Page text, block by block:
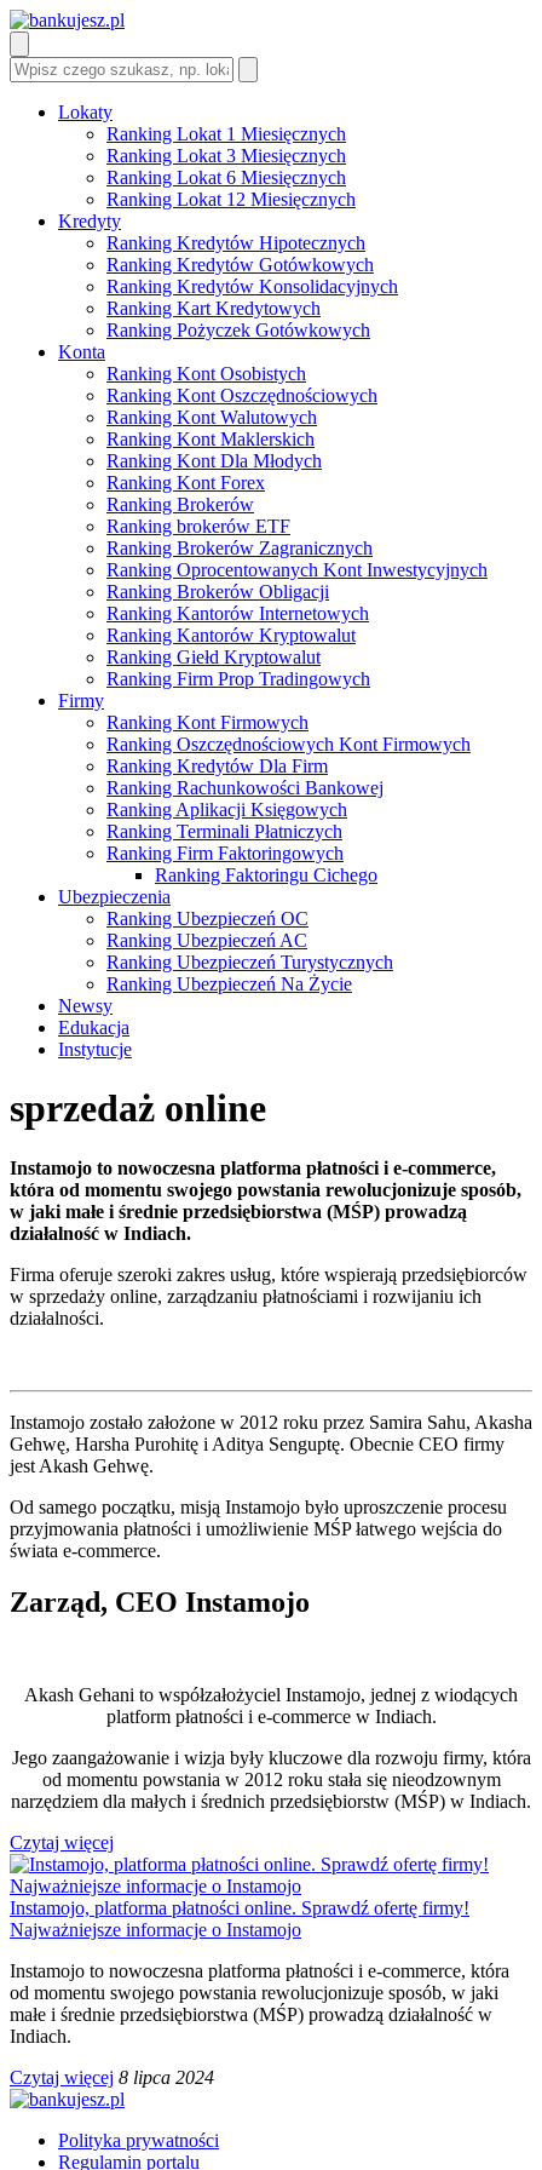
Lokaty
Ranking Lokat 1 Miesięcznych
Ranking Lokat 3 Miesięcznych
Ranking Lokat 6 Miesięcznych
Ranking Lokat 12 Miesięcznych
Kredyty
Ranking Kredytów Hipotecznych
Ranking Kredytów Gotówkowych
Ranking Kredytów Konsolidacyjnych
Ranking Kart Kredytowych
Ranking Pożyczek Gotówkowych
Konta
Ranking Kont Osobistych
Ranking Kont Oszczędnościowych
Ranking Kont Walutowych
Ranking Kont Maklerskich
Ranking Kont Dla Młodych
Ranking Kont Forex
Ranking Brokerów
Ranking brokerów ETF
Ranking Brokerów Zagranicznych
Ranking Oprocentowanych Kont Inwestycyjnych
Ranking Brokerów Obligacji
Ranking Kantorów Internetowych
Ranking Kantorów Kryptowalut
Ranking Giełd Kryptowalut
Ranking Firm Prop Tradingowych
Firmy
Ranking Kont Firmowych
Ranking Oszczędnościowych Kont Firmowych
Ranking Kredytów Dla Firm
Ranking Rachunkowości Bankowej
Ranking Aplikacji Księgowych
Ranking Terminali Płatniczych
Ranking Firm Faktoringowych
Ranking Faktoringu Cichego
Ubezpieczenia
Ranking Ubezpieczeń OC
Ranking Ubezpieczeń AC
Ranking Ubezpieczeń Turystycznych
Ranking Ubezpieczeń Na Życie
Newsy
Edukacja
Instytucje
sprzedaż online
Instamojo to nowoczesna platforma płatności i e-commerce,
która od momentu swojego powstania rewolucjonizuje sposób,
w jaki małe i średnie przedsiębiorstwa (MŚP) prowadzą
działalność w Indiach.
Firma oferuje szeroki zakres usług, które wspierają przedsiębiorców
w sprzedaży online, zarządzaniu płatnościami i rozwijaniu ich
działalności.
Instamojo zostało założone w 2012 roku przez Samira Sahu, Akasha
Gehwę, Harsha Purohitę i Aditya Senguptę. Obecnie CEO firmy
jest Akash Gehwę.
Od samego początku, misją Instamojo było uproszczenie procesu
przyjmowania płatności i umożliwienie MŚP łatwego wejścia do
świata e-commerce.
Zarząd, CEO Instamojo
Akash Gehani to współzałożyciel Instamojo, jednej z wiodących
platform płatności i e-commerce w Indiach.
Jego zaangażowanie i wizja były kluczowe dla rozwoju firmy, która
od momentu powstania w 2012 roku stała się nieodzownym
narzędziem dla małych i średnich przedsiębiorstw (MŚP) w Indiach.
Czytaj więcej
Instamojo, platforma płatności online. Sprawdź ofertę firmy!
Najważniejsze informacje o Instamojo
Instamojo to nowoczesna platforma płatności i e-commerce, która
od momentu swojego powstania rewolucjonizuje sposób, w jaki
małe i średnie przedsiębiorstwa (MŚP) prowadzą działalność w
Indiach.
Czytaj więcej 8 lipca 2024
Polityka prywatności
Regulamin portalu